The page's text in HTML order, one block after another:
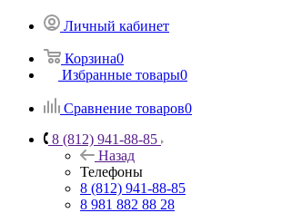
Личный кабинет
Корзина0
Избранные товары0
Сравнение товаров0
8 (812) 941-88-85
Назад
Телефоны
8 (812) 941-88-85
8 981 882 88 28